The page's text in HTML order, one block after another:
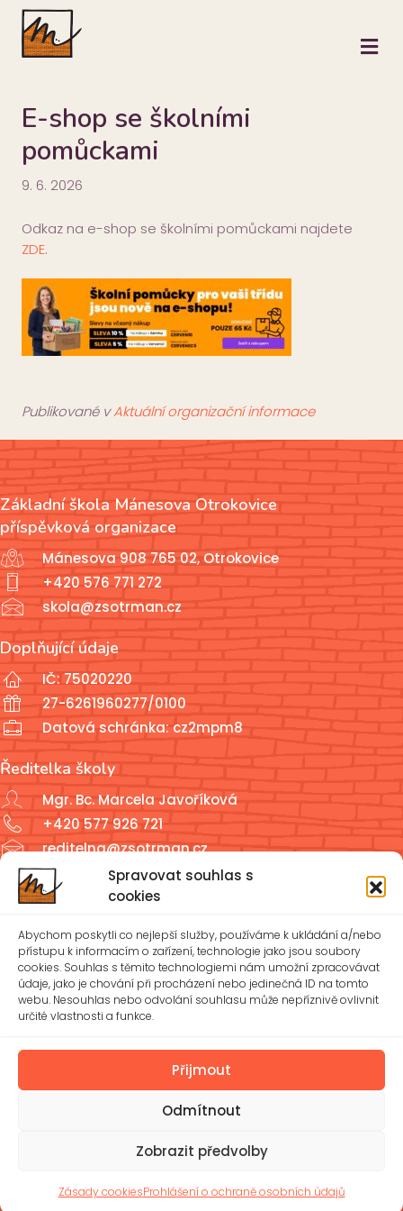
Spravovat souhlas s
cookies
Abychom poskytli co nejlepší služby, používáme k ukládání a/nebo
přístupu k informacím o zařízení, technologie jako jsou soubory
cookies. Souhlas s těmito technologiemi nám umožní zpracovávat
údaje, jako je chování při procházení nebo jedinečná ID na tomto
webu. Nesouhlas nebo odvolání souhlasu může nepříznivě ovlivnit
určité vlastnosti a funkce.
Přijmout
Odmítnout
Zobrazit předvolby
Zásady cookiesProhlášení o ochraně osobních údajů
E-shop se školními
pomůckami
9. 6. 2026
Odkaz na e-shop se školními pomůckami najdete
ZDE.
Publikované vAktuální organizační informace
Základní škola Mánesova Otrokovice
příspěvková organizace
Mánesova 908 765 02, Otrokovice
+420 576 771 272
skola@zsotrman.cz
Doplňující údaje
IČ: 75020220
27-6261960277/0100
Datová schránka: cz2mpm8
Ředitelka školy
Mgr. Bc. Marcela Javoříková
+420 577 926 721
reditelna@zsotrman.cz
Školní jídelna a školní družina
ŠD: +420 577 926 720
reditelna@zsotrman.cz
Zásady cookies (EU)
Ochrana osobních údajů – GDPR
Spravovat souhlas Prohlášení o přístupnosti
© 2026 Základní škola Mánesova Otrokovice, příspěvková